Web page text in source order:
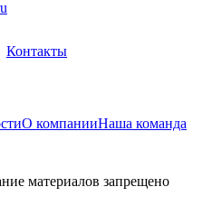
Контакты
О компанииНаша команда
материалов запрещено